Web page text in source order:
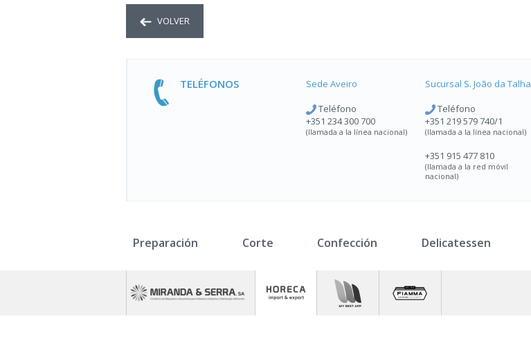
VOLVER
TELÉFONOS
Sede Aveiro
Teléfono
+351 234 300 700
(llamada a la línea nacional)
Sucursal S. João da Talha
Teléfono
+351 219 579 740/1
(llamada a la línea nacional)
+351 915 477 810
(llamada a la red móvil
nacional)
Preparación Corte Confección Delicatessen